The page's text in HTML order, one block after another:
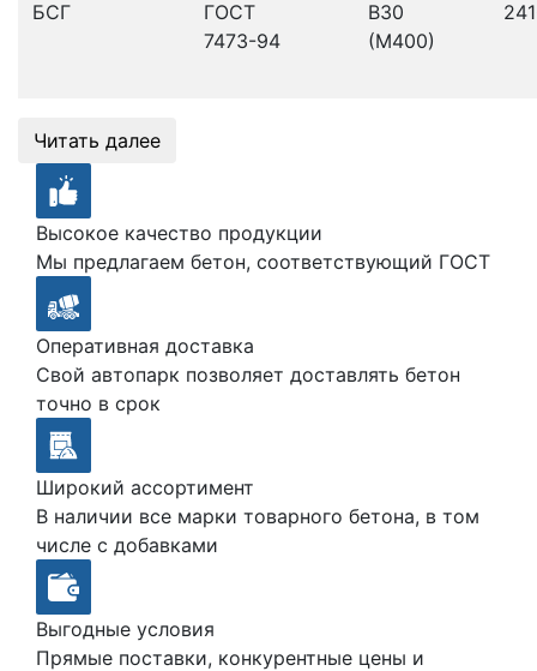
БСГ
ГОСТ
7473-94
В30
(М400)
Читать далее
Высокое качество продукции
Мы предлагаем бетон, соответствующий ГОСТ
Оперативная доставка
Свой автопарк позволяет доставлять бетон
точно в срок
Широкий ассортимент
В наличии все марки товарного бетона, в том
числе с добавками
Выгодные условия
Прямые поставки, конкурентные цены и